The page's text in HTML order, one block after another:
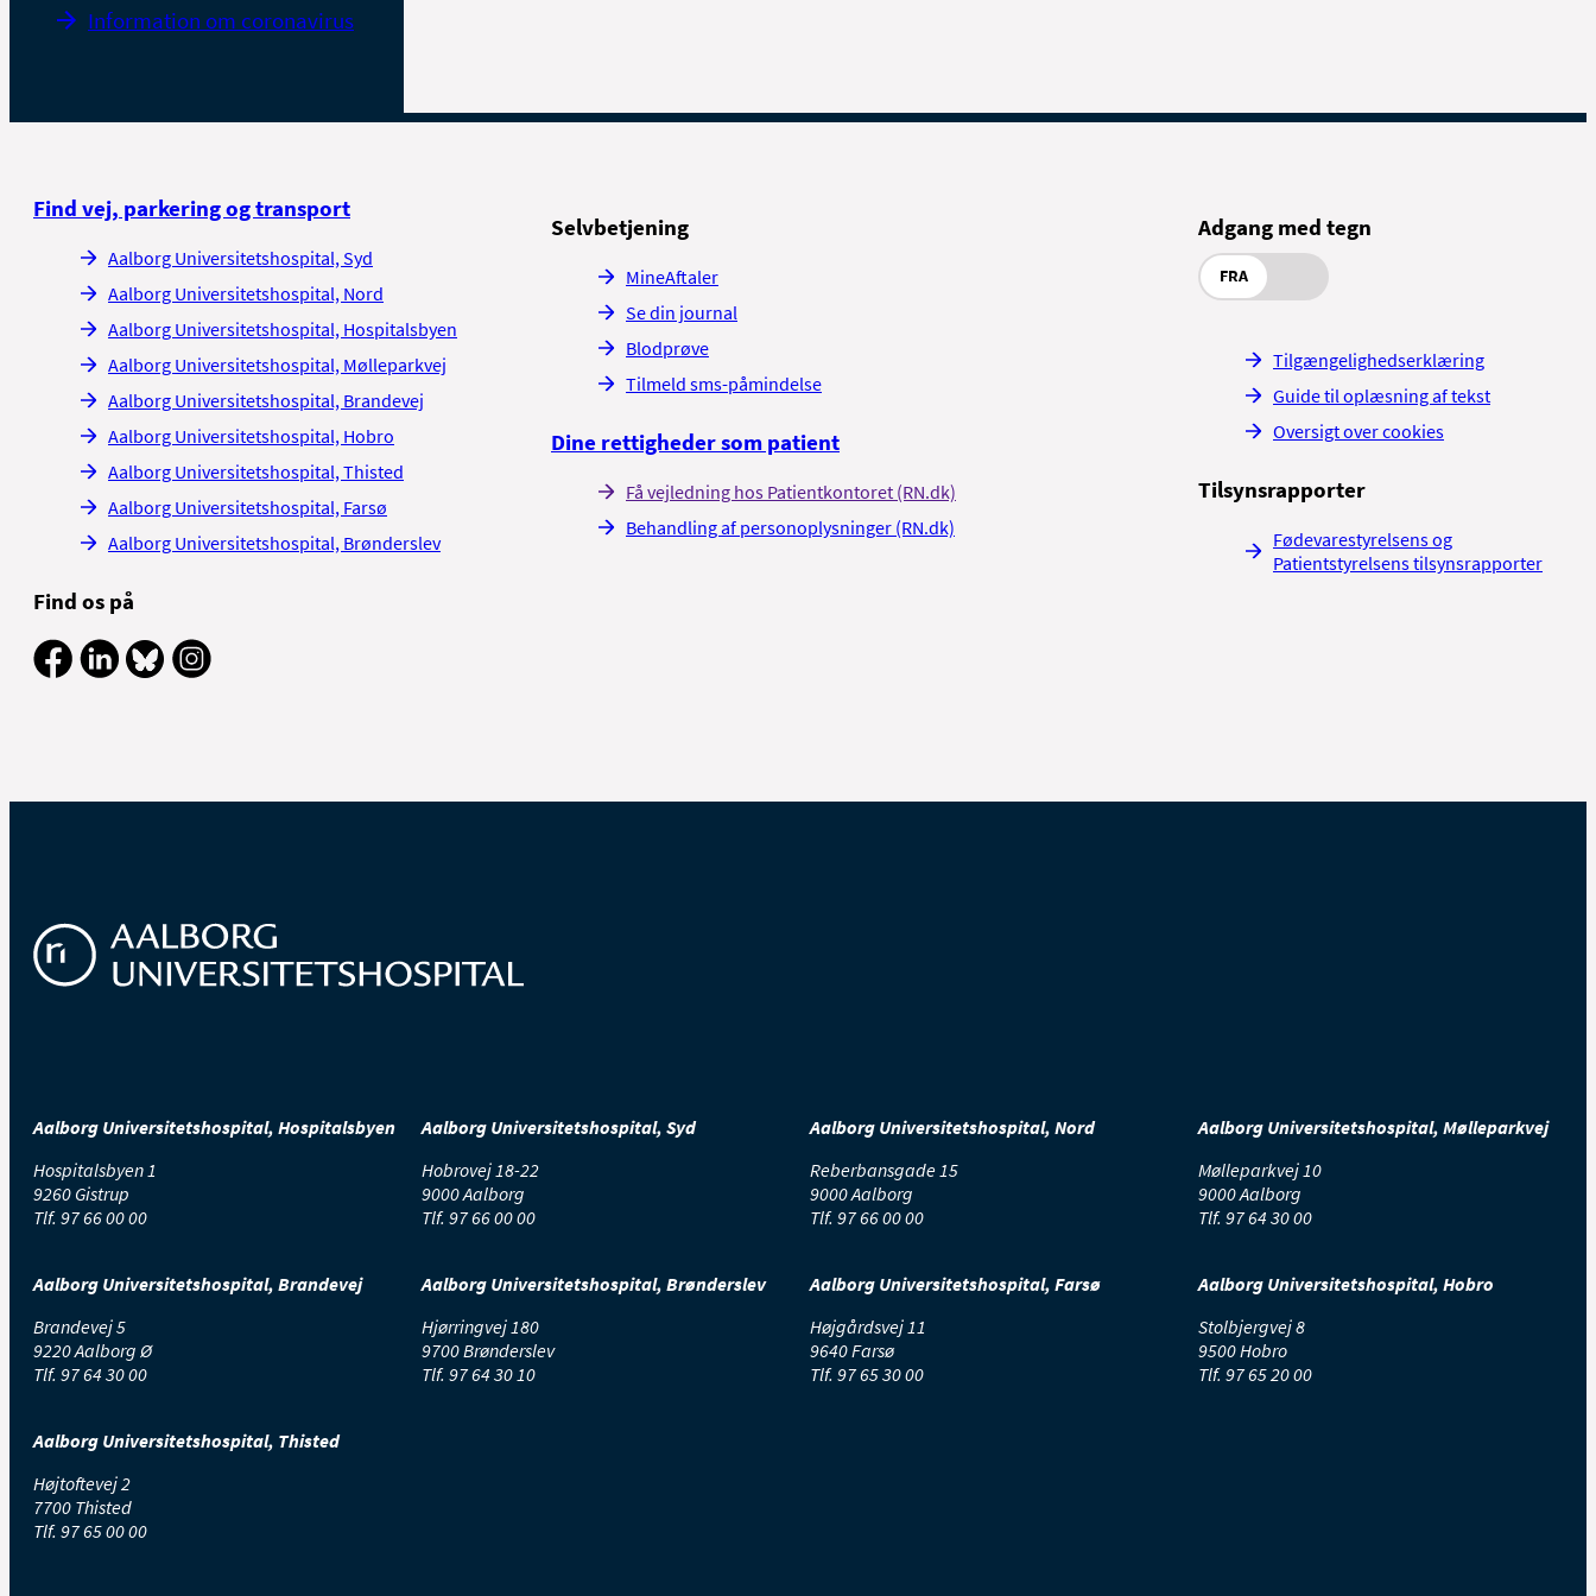
Information om coronavirus
Find vej, parkering og transport
Aalborg Universitetshospital, Syd
Aalborg Universitetshospital, Nord
Aalborg Universitetshospital, Hospitalsbyen
Aalborg Universitetshospital, Mølleparkvej
Aalborg Universitetshospital, Brandevej
Aalborg Universitetshospital, Hobro
Aalborg Universitetshospital, Thisted
Aalborg Universitetshospital, Farsø
Aalborg Universitetshospital, Brønderslev
Find os på
Selvbetjening
MineAftaler
Se din journal
Blodprøve
Tilmeld sms-påmindelse
Dine rettigheder som patient
Få vejledning hos Patientkontoret (RN.dk)
Behandling af personoplysninger (RN.dk)
Adgang med tegn
FRA
Tilgængelighedserklæring
Guide til oplæsning af tekst
Oversigt over cookies
Tilsynsrapporter
Fødevarestyrelsens og
Patientstyrelsens tilsynsrapporter
Aalborg Universitetshospital, Hospitalsbyen
Hospitalsbyen 1
9260 Gistrup
Tlf. 97 66 00 00
Aalborg Universitetshospital, Syd
Hobrovej 18-22
9000 Aalborg
Tlf. 97 66 00 00
Aalborg Universitetshospital, Nord
Reberbansgade 15
9000 Aalborg
Tlf. 97 66 00 00
Aalborg Universitetshospital, Mølleparkvej
Mølleparkvej 10
9000 Aalborg
Tlf. 97 64 30 00
Aalborg Universitetshospital, Brandevej
Brandevej 5
9220 Aalborg Ø
Tlf. 97 64 30 00
Aalborg Universitetshospital, Brønderslev
Hjørringvej 180
9700 Brønderslev
Tlf. 97 64 30 10
Aalborg Universitetshospital, Farsø
Højgårdsvej 11
9640 Farsø
Tlf. 97 65 30 00
Aalborg Universitetshospital, Hobro
Stolbjergvej 8
9500 Hobro
Tlf. 97 65 20 00
Aalborg Universitetshospital, Thisted
Højtoftevej 2
7700 Thisted
Tlf. 97 65 00 00